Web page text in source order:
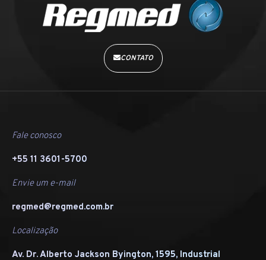
CONTATO
Fale conosco
+55 11 3601-5700
Envie um e-mail
regmed@regmed.com.br
Localização
Av. Dr. Alberto Jackson Byington, 1595, Industrial